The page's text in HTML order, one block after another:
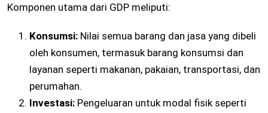
Komponen utama dari GDP meliputi:
Konsumsi: Nilai semua barang dan jasa yang dibeli
oleh konsumen, termasuk barang konsumsi dan
layanan seperti makanan, pakaian, transportasi, dan
perumahan.
Investasi: Pengeluaran untuk modal fisik seperti